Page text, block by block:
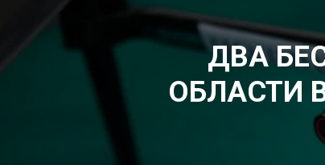
ДВА
ОБЛАСТИ